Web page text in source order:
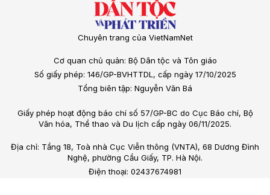
Chuyên trang của VietNamNet
Cơ quan chủ quản: Bộ Dân tộc và Tôn giáo
Số giấy phép: 146/GP-BVHTTDL, cấp ngày 17/10/2025
Tổng biên tập: Nguyễn Văn Bá
Giấy phép hoạt động báo chí số 57/GP-BC do Cục Báo chí, Bộ
Văn hóa, Thể thao và Du lịch cấp ngày 06/11/2025.
Địa chỉ: Tầng 18, Toà nhà Cục Viễn thông (VNTA), 68 Dương Đình
Nghệ, phường Cầu Giấy, TP. Hà Nội.
Điện thoại: 02437674981